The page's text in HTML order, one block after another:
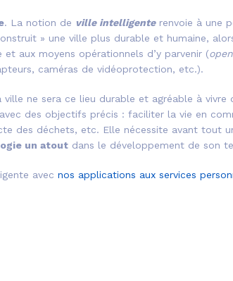
. La notion de ville intelligenterenvoie à une
» une ville plus durable et humaine,
aux moyens opérationnels d’y parvenir (
caméras de vidéoprotection, etc.).
ne sera ce lieu durable et agréable à vivre
des objectifs précis : faciliter la vie en
des déchets, etc. Elle nécessite avant tout
un atout dans le développement de son
avec nos applications aux services